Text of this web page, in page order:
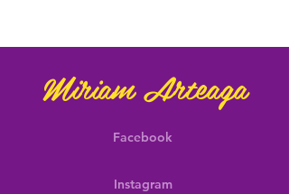
Miriam Arteaga
Facebook
Instagram